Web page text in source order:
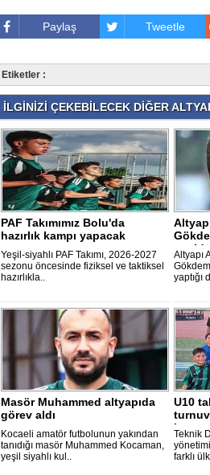
Paylaş Tweetle
Etiketler :
İLGİNİZİ ÇEKEBİLECEK DİĞER
PAF Takımımız Bolu'da
hazırlık kampı yapacak
Yeşil-siyahlı PAF Takımı, 2026-2027
sezonu öncesinde fiziksel ve taktiksel
hazırlıkla..
ayrıldı
Altyapı
yaptığı
Masör Muhammed altyapıda
görev aldı
Kocaeli amatör futbolunun yakından
tanıdığı masör Muhammed Kocaman,
yeşil siyahlı kul..
U10
Teknik
farklı